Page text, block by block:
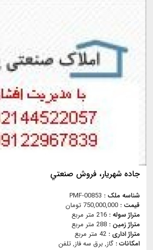
جاده شهريار، فروش صنعتي
شناسه ملک : PMF-00853
قیمت : 750,000,000 تومان
متراژ سوله : 216 متر مربع
متراژ زمین : 288 متر مربع
متراژ اداری : 42 متر مربع
امکانات : گاز, برق سه فاز, تلفن